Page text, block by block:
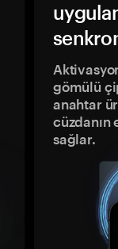
gömülü
anahtar
sağlar.